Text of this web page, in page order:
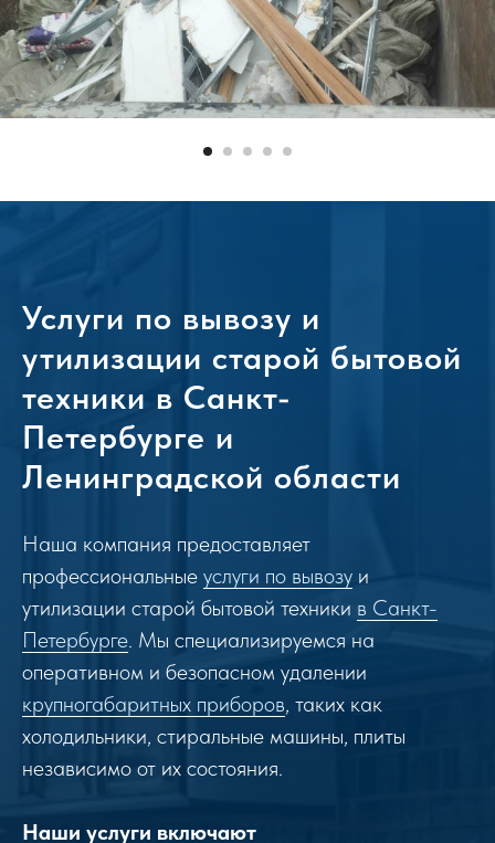
Услуги по вывозу и
утилизации старой бытовой
техники в Санкт-
Петербурге и
Ленинградской области
Наша компания предоставляет
профессиональные услуги по вывозу и
утилизации старой бытовой техники в Санкт-
Петербурге. Мы специализируемся на
оперативном и безопасном удалении
крупногабаритных приборов, таких как
холодильники, стиральные машины, плиты
независимо от их состояния.
Наши услуги включают